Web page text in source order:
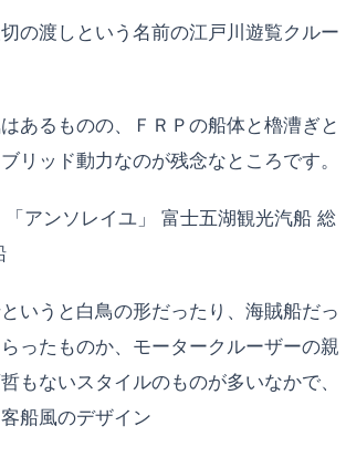
の渡しという名前の江戸川遊覧クルー
あるものの、ＦＲＰの船体と櫓漕ぎと
リッド動力なのが残念なところです。
「アンソレイユ」 富士五湖観光汽船 総
いうと白鳥の形だったり、海賊船だっ
ったものか、モータークルーザーの親
もないスタイルのものが多いなかで、
船風のデザイン